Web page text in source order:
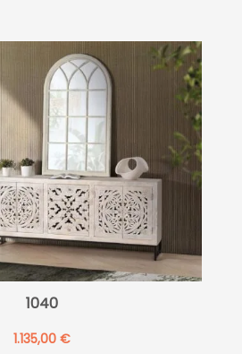
1040
1.135,00 €